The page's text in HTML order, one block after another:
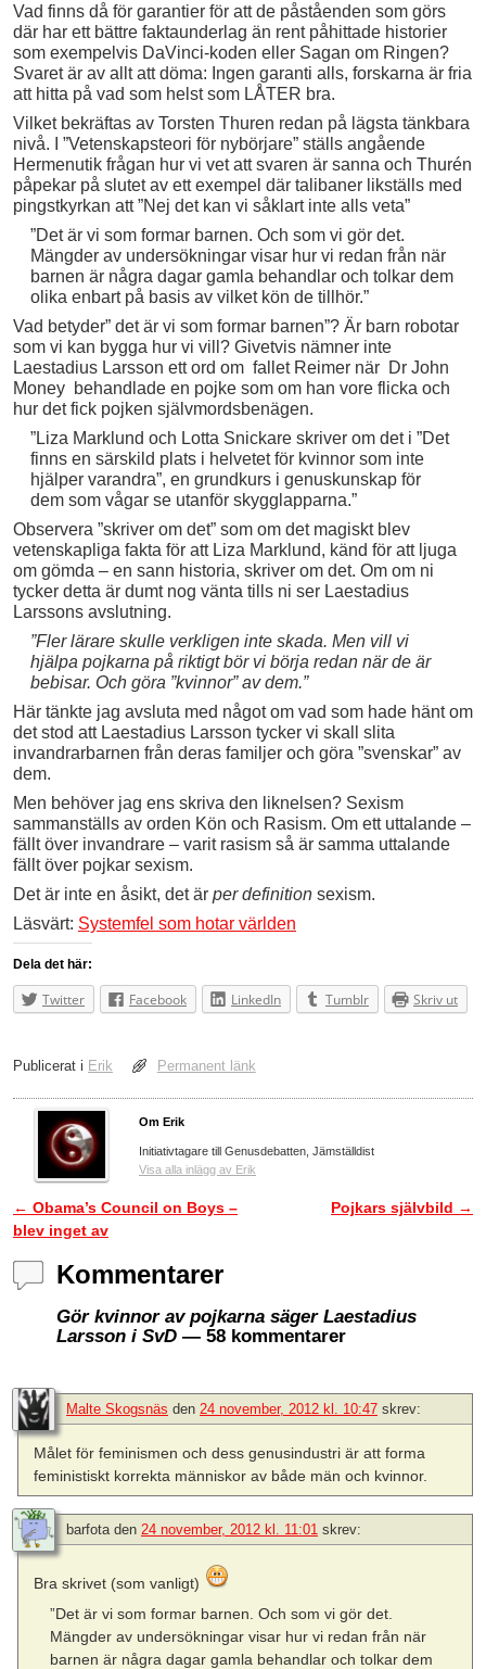
Vad finns då för garantier för att de påståenden som görs
där har ett bättre faktaunderlag än rent påhittade historier
som exempelvis DaVinci-koden eller Sagan om Ringen?
Svaret är av allt att döma: Ingen garanti alls, forskarna är fria
att hitta på vad som helst som LÅTER bra.
Vilket bekräftas av Torsten Thuren redan på lägsta tänkbara
nivå. I ”Vetenskapsteori för nybörjare” ställs angående
Hermenutik frågan hur vi vet att svaren är sanna och Thurén
påpekar på slutet av ett exempel där talibaner likställs med
pingstkyrkan att ”Nej det kan vi såklart inte alls veta”
”Det är vi som formar barnen. Och som vi gör det.
Mängder av undersökningar visar hur vi redan från när
barnen är några dagar gamla behandlar och tolkar dem
olika enbart på basis av vilket kön de tillhör.”
Vad betyder” det är vi som formar barnen”? Är barn robotar
som vi kan bygga hur vi vill? Givetvis nämner inte
Laestadius Larsson ett ord om fallet Reimer när Dr John
Money behandlade en pojke som om han vore flicka och
hur det fick pojken självmordsbenägen.
”Liza Marklund och Lotta Snickare skriver om det i ”Det
finns en särskild plats i helvetet för kvinnor som inte
hjälper varandra”, en grundkurs i genuskunskap för
dem som vågar se utanför skygglapparna.”
Observera ”skriver om det” som om det magiskt blev
vetenskapliga fakta för att Liza Marklund, känd för att ljuga
om gömda – en sann historia, skriver om det. Om om ni
tycker detta är dumt nog vänta tills ni ser Laestadius
Larssons avslutning.
”Fler lärare skulle verkligen inte skada. Men vill vi
hjälpa pojkarna på riktigt bör vi börja redan när de är
bebisar. Och göra ”kvinnor” av dem.”
Här tänkte jag avsluta med något om vad som hade hänt om
det stod att Laestadius Larsson tycker vi skall slita
invandrarbarnen från deras familjer och göra ”svenskar” av
dem.
Men behöver jag ens skriva den liknelsen? Sexism
sammanställs av orden Kön och Rasism. Om ett uttalande –
fällt över invandrare – varit rasism så är samma uttalande
fällt över pojkar sexism.
Det är inte en åsikt, det är per definition sexism.
Läsvärt: Systemfel som hotar världen
Dela det här:
Twitter Facebook LinkedIn Tumblr Skriv ut
Publicerat i Erik Permanent länk
Om Erik
Initiativtagare till Genusdebatten, Jämställdist
Visa alla inlägg av Erik
Inläggsnavigering
← Obama’s Council on Boys –
blev inget av
Pojkars självbild →
Kommentarer
Gör kvinnor av pojkarna säger Laestadius
Larsson i SvD — 58 kommentarer
Malte Skogsnäs den 24 november, 2012 kl. 10:47 skrev:
Målet för feminismen och dess genusindustri är att forma
feministiskt korrekta människor av både män och kvinnor.
barfota den 24 november, 2012 kl. 11:01 skrev:
Bra skrivet (som vanligt)
”Det är vi som formar barnen. Och som vi gör det.
Mängder av undersökningar visar hur vi redan från när
barnen är några dagar gamla behandlar och tolkar dem